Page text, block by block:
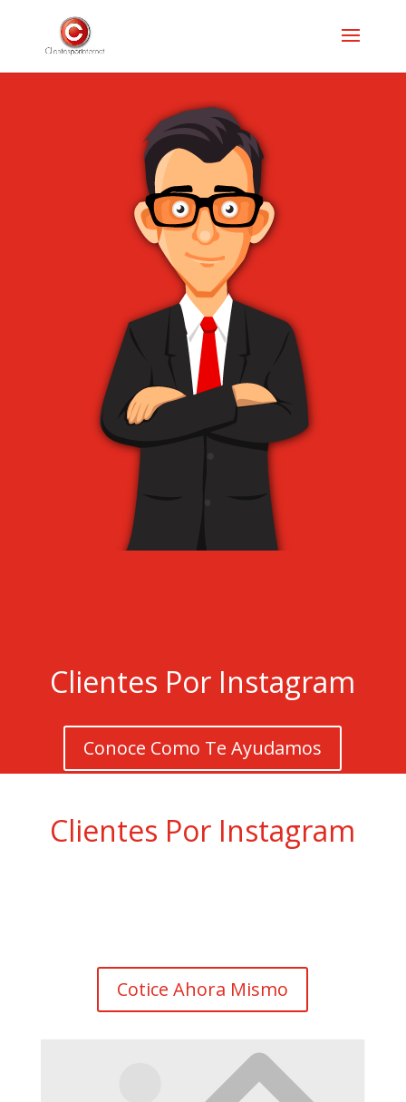
Clientes Por Instagram
Conoce Como Te Ayudamos
Clientes Por Instagram
Cotice Ahora Mismo